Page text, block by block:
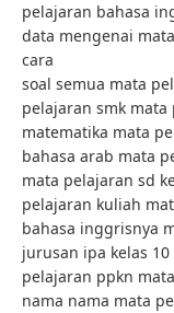
pelajaran bahasa
data mengenai
cara
soal semua mata
pelajaran smk
matematika mata
bahasa arab mata
mata pelajaran sd
pelajaran kuliah
bahasa inggrisnya
jurusan ipa kelas
pelajaran ppkn
nama nama mata